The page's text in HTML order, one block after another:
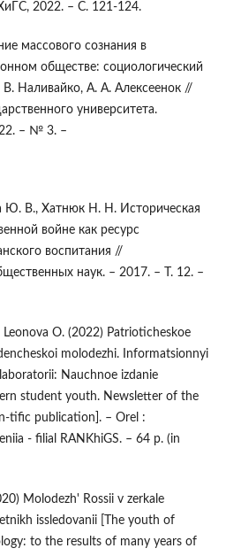
2022. – С. 121-124.
массового сознания в
обществе: социологический
Наливайко, А. А. Алексеенок //
университета.
– № 3. –
Ю. В., Хатнюк Н. Н. Историческая
войне как ресурс
воспитания //
наук. – 2017. – Т. 12. –
Leonova O. (2022) Patrioticheskoe
molodezhi. Informatsionnyi
Nauchnoe izdanie
student youth. Newsletter of the
tific publication]. – Orel :
- filial RANKhiGS. – 64 p. (in
Molodezh' Rossii v zerkale
issledovanii [The youth of
to the results of many years of